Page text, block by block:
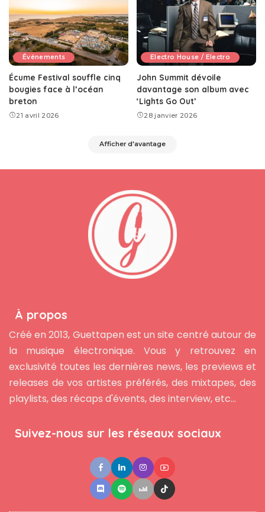
Événements
Écume Festival souffle cinq
bougies face à l’océan
breton
21 avril 2026
Electro House / Electro
John Summit dévoile
davantage son album avec
‘Lights Go Out’
28 janvier 2026
Afficher d'avantage
À propos
Créé en 2013, Guettapen est un site centré autour de
la musique électronique. Vous y retrouvez en
exclusivité toutes les dernières news, les previews et
releases de vos artistes préférés, des mixtapes, des
playlists, des récaps d'évents, des interview, etc...
Suivez-nous sur les réseaux sociaux